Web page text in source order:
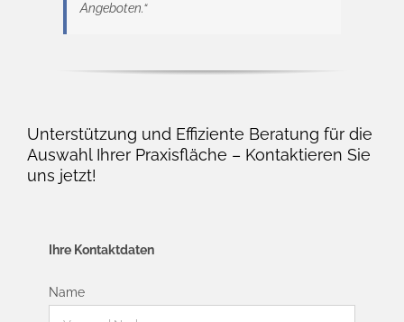
Angeboten.“
Unterstützung und Effiziente Beratung für die
Auswahl Ihrer Praxisfläche – Kontaktieren Sie
uns jetzt!
Ihre Kontaktdaten
Name